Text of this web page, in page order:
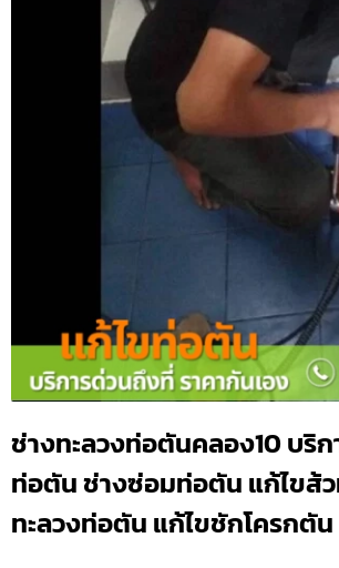
ช่างทะลวงท่อตันคลอง10 บริก
ท่อตัน ช่างซ่อมท่อตัน แก้ไขส้
ทะลวงท่อตัน แก้ไขชักโครกตัน